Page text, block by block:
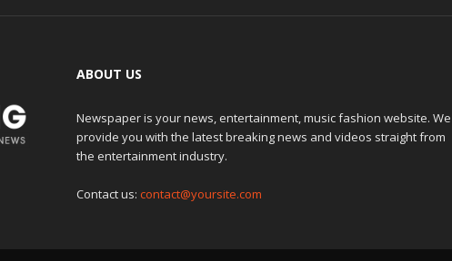
ABOUT US
Newspaper is your news, entertainment, music fashion website. We
provide you with the latest breaking news and videos straight from
the entertainment industry.
Contact us: contact@yoursite.com